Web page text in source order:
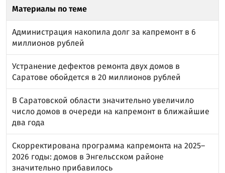
Материалы по теме
Администрация накопила долг за капремонт в 6
миллионов рублей
Устранение дефектов ремонта двух домов в
Саратове обойдется в 20 миллионов рублей
В Саратовской области значительно увеличило
число домов в очереди на капремонт в ближайшие
два года
Скорректирована программа капремонта на 2025–
2026 годы: домов в Энгельсском районе
значительно прибавилось